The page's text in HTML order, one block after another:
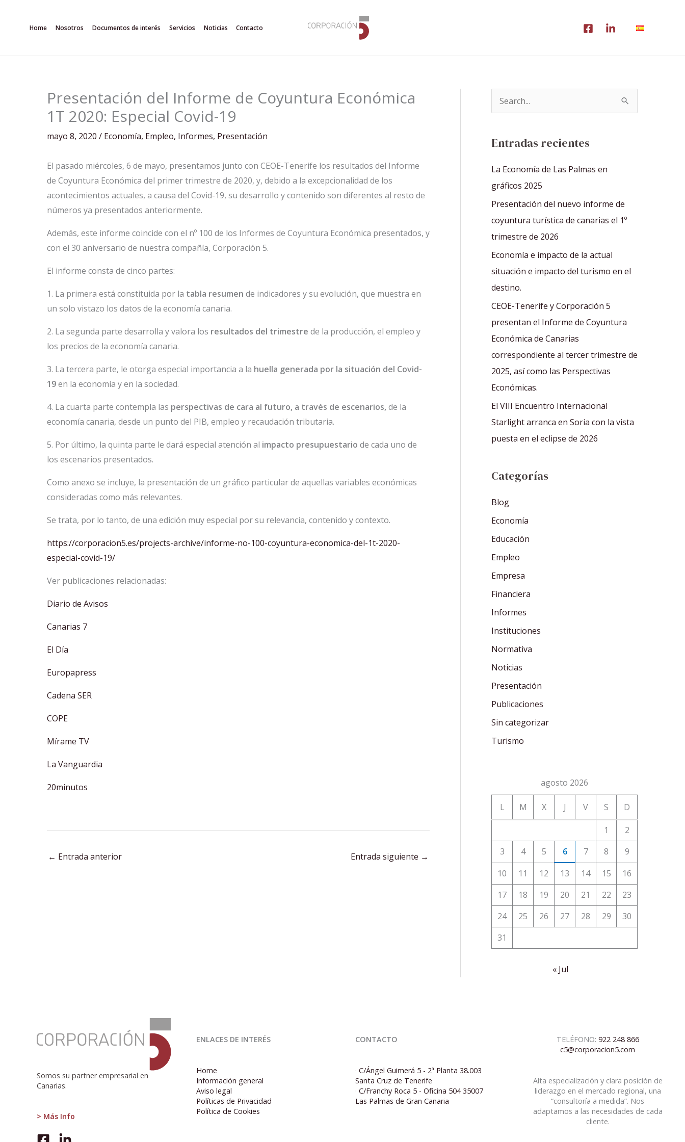
Home Nosotros Documentos de interés Servicios Noticias Contacto
Presentación del Informe de Coyuntura Económica
1T 2020: Especial Covid-19
mayo 8, 2020 / Economía, Empleo, Informes, Presentación
El pasado miércoles, 6 de mayo, presentamos junto con CEOE-Tenerife los resultados del Informe
de Coyuntura Económica del primer trimestre de 2020, y, debido a la excepcionalidad de los
acontecimientos actuales, a causa del Covid-19, su desarrollo y contenido son diferentes al resto de
números ya presentados anteriormente.
Además, este informe coincide con el nº 100 de los Informes de Coyuntura Económica presentados, y
con el 30 aniversario de nuestra compañía, Corporación 5.
El informe consta de cinco partes:
1. La primera está constituida por la tabla resumen de indicadores y su evolución, que muestra en
un solo vistazo los datos de la economía canaria.
2. La segunda parte desarrolla y valora los resultados del trimestre de la producción, el empleo y
los precios de la economía canaria.
3. La tercera parte, le otorga especial importancia a la huella generada por la situación del Covid-
19en la economía y en la sociedad.
4. La cuarta parte contempla las perspectivas de cara al futuro, a través de escenarios, de la
economía canaria, desde un punto del PIB, empleo y recaudación tributaria.
5. Por último, la quinta parte le dará especial atención al impacto presupuestario de cada uno de
los escenarios presentados.
Como anexo se incluye, la presentación de un gráfico particular de aquellas variables económicas
consideradas como más relevantes.
Se trata, por lo tanto, de una edición muy especial por su relevancia, contenido y contexto.
https://corporacion5.es/projects-archive/informe-no-100-coyuntura-economica-del-1t-2020-
especial-covid-19/
Ver publicaciones relacionadas:
Diario de Avisos
Canarias 7
El Día
Europapress
Cadena SER
COPE
Mírame TV
La Vanguardia
20minutos
← Entrada anterior Entrada siguiente →
a
r
p
o
r
:
Entradas recientes
La Economía de Las Palmas en
gráficos 2025
Presentación del nuevo informe de
coyuntura turística de canarias el 1º
trimestre de 2026
Economía e impacto de la actual
situación e impacto del turismo en el
destino.
CEOE-Tenerife y Corporación 5
presentan el Informe de Coyuntura
Económica de Canarias
correspondiente al tercer trimestre de
2025, así como las Perspectivas
Económicas.
El VIII Encuentro Internacional
Starlight arranca en Soria con la vista
puesta en el eclipse de 2026
Categorías
Blog
Economía
Educación
Empleo
Empresa
Financiera
Informes
Instituciones
Normativa
Noticias
Presentación
Publicaciones
Sin categorizar
Turismo
agosto 2026
L M X J V S D
1
2
3
4 5 6 7 8
9
10
11 12 13 14 15
16
17
18 19 20 21 22
23
24
25 26 27 28 29
30
31
« Jul
Somos su partner empresarial en
Canarias.
> Más Info
Presentación
del
Coyuntura
ENLACES DE INTERÉS
Home
Información general
Aviso legal
Políticas de Privacidad
Política de Cookies
CONTACTO
· C/Ángel Guimerá 5 - 2ª Planta 38.003
Santa Cruz de Tenerife
· C/Franchy Roca 5 - Oficina 504 35007
Las Palmas de Gran Canaria
TELÉFONO: 922 248 866
c5@corporacion5.com
Alta especialización y clara posición de
liderazgo en el mercado regional, una
“consultoría a medida”. Nos
adaptamos a las necesidades de cada
cliente.